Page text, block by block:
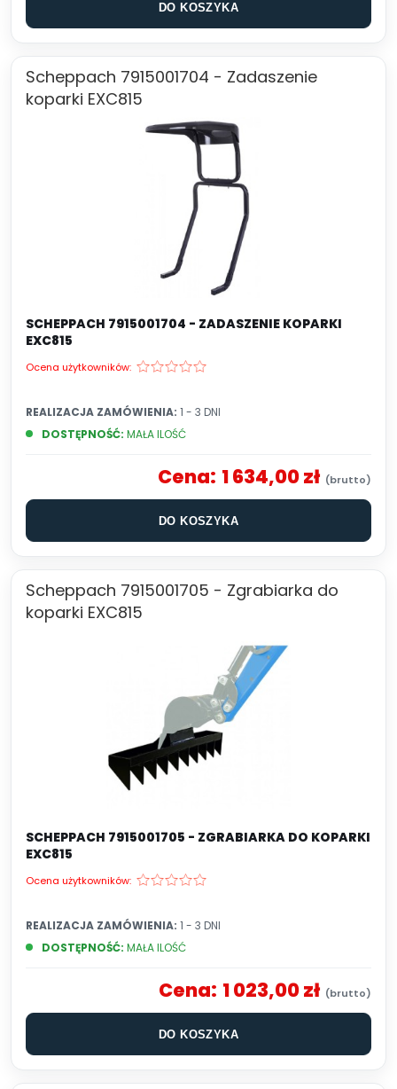
DO KOSZYKA
Scheppach 7915001704 - Zadaszenie
koparki EXC815
SCHEPPACH 7915001704 - ZADASZENIE KOPARKI
EXC815
Ocena użytkowników:
DOSTĘPNOŚĆ: MAŁA ILOŚĆ
REALIZACJA ZAMÓWIENIA: 1 - 3 DNI
Cena: 1 634,00 zł
DO KOSZYKA
Scheppach 7915001705 - Zgrabiarka do
koparki EXC815
SCHEPPACH 7915001705 - ZGRABIARKA DO KOPARKI
EXC815
Ocena użytkowników:
DOSTĘPNOŚĆ: MAŁA ILOŚĆ
REALIZACJA ZAMÓWIENIA: 1 - 3 DNI
Cena: 1 023,00 zł
DO KOSZYKA